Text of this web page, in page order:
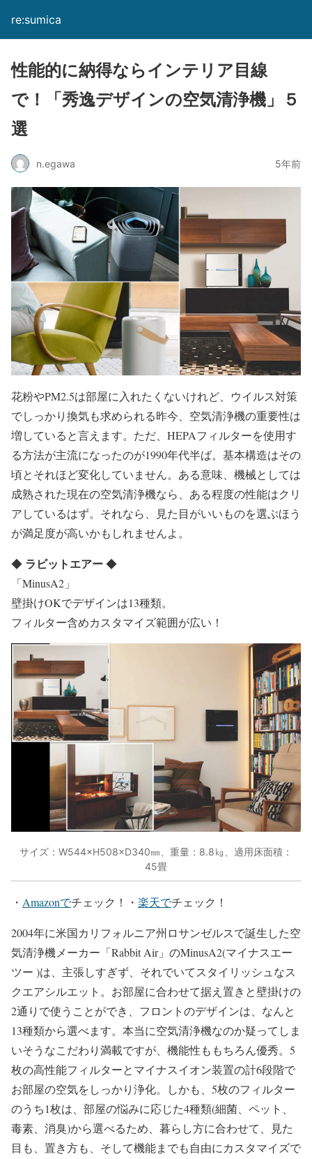
re:sumica
性能的に納得ならインテリア目線
で！「秀逸デザインの空気清浄機」５
選
n.egawa 5年前
花粉やPM2.5は部屋に入れたくないけれど、ウイルス対策
でしっかり換気も求められる昨今、空気清浄機の重要性は
増していると言えます。ただ、HEPAフィルターを使用す
る方法が主流になったのが1990年代半ば。基本構造はその
頃とそれほど変化していません。ある意味、機械としては
成熟された現在の空気清浄機なら、ある程度の性能はクリ
アしているはず。それなら、見た目がいいものを選ぶほう
が満足度が高いかもしれませんよ。
◆ ラビットエアー◆
「MinusA2」
壁掛けOKでデザインは13種類。
フィルター含めカスタマイズ範囲が広い！
サイズ：W544×H508×D340㎜、重量：8.8㎏、適用床面積：
45畳
・ Amazonでチェック！・ 楽天でチェック！
2004年に米国カリフォルニア州ロサンゼルスで誕生した空
気清浄機メーカー「Rabbit Air」のMinusA2(マイナスエー
ツー )は、主張しすぎず、それでいてスタイリッシュなス
クエアシルエット。お部屋に合わせて据え置きと壁掛けの
2通りで使うことができ、フロントのデザインは、なんと
13種類から選べます。本当に空気清浄機なのか疑ってしま
いそうなこだわり満載ですが、機能性ももちろん優秀。5
枚の高性能フィルターとマイナスイオン装置の計6段階で
お部屋の空気をしっかり浄化。しかも、5枚のフィルター
のうち1枚は、部屋の悩みに応じた4種類(細菌、ペット、
毒素、消臭)から選べるため、暮らし方に合わせて、見た
目も、置き方も、そして機能までも自由にカスタマイズで